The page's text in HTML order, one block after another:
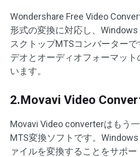
Wondershare Free Video
形式の変換に対応し、
スクトップMTSコンバーター
デオとオーディオフォーマット
います。
2.Movavi Video
Movavi Video converterはもう
MTS変換ソフトです。
ァイルを変換することをサポ